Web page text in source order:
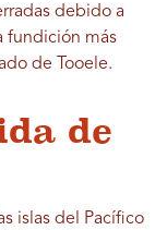
debido a
fundición más
de Tooele.
de
islas del Pacífico